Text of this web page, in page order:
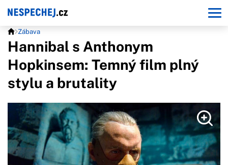
Zábava
Hannibal s Anthonym
Hopkinsem: Temný film plný
stylu a brutality